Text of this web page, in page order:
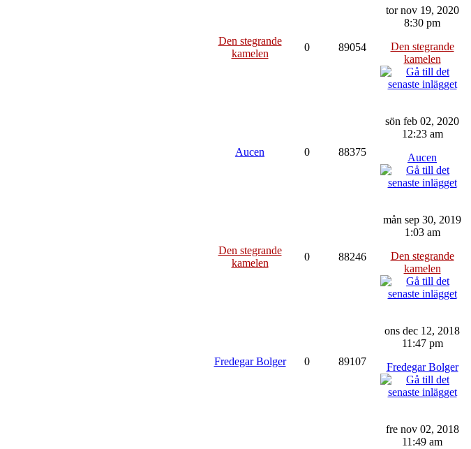
Den stegrande
kamelen
0 89054
tor nov 19, 2020
8:30 pm
Den stegrande
kamelen
Aucen 0 88375
sön feb 02, 2020
12:23 am
Aucen
Den stegrande
kamelen
0 88246
mån sep 30, 2019
1:03 am
Den stegrande
kamelen
Fredegar Bolger 0 89107
ons dec 12, 2018
11:47 pm
Fredegar Bolger
fre nov 02, 2018
11:49 am